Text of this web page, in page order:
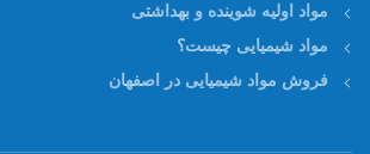
مواد اولیه شوینده و بهداشتی
مواد شیمیایی چیست؟
فروش مواد شیمیایی در اصفهان